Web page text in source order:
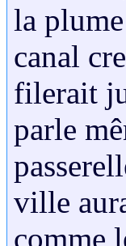
la
canal
filerait
parle
ville
comme